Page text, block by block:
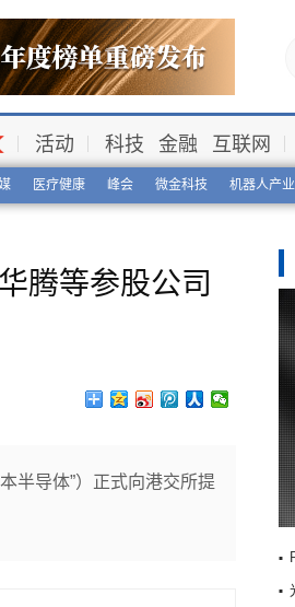
医疗健康 峰会 微金科技 机器人产
活动 科技 金融 互联网
腾等参股公司
半导体”）正式向港交所提